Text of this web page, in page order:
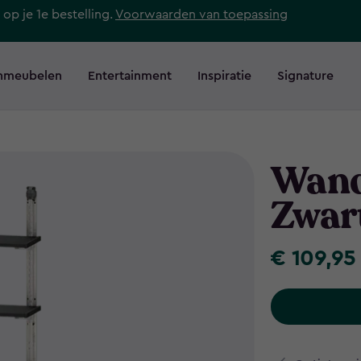
je 1e bestelling. Voorwaarden van toepassing
Entertainment Inspiratie Signature
€
€ 109,95